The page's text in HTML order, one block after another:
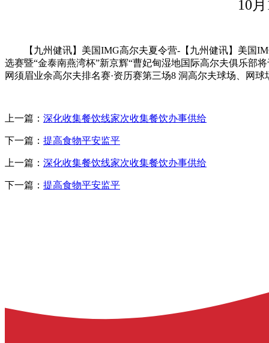
10
【九州健讯】美国IMG高尔夫夏令营-【九州健讯】美国
选赛暨“金泰南燕湾杯”新京辉“曹妃甸湿地国际高尔夫俱乐部
网须眉业余高尔夫排名赛·资历赛第三场8 洞高尔夫球场、网
上一篇： 深化收集餐饮线家次收集餐饮办事供给
下一篇： 提高食物平安监平
上一篇： 深化收集餐饮线家次收集餐饮办事供给
下一篇： 提高食物平安监平